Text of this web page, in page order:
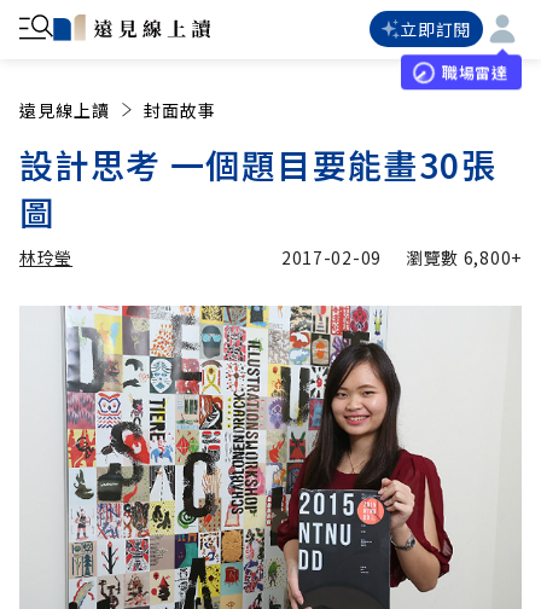
立即訂閱
職場雷達
遠見線上讀 封面故事
設計思考 一個題目要能畫30張
圖
林玲瑩
林玲瑩 加入追蹤
2017-02-09 瀏覽數 6,800+